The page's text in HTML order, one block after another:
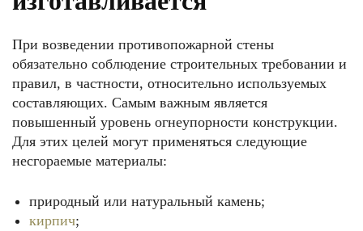
При возведении противопожарной стены
обязательно соблюдение строительных требовании и
правил, в частности, относительно используемых
составляющих. Самым важным является
повышенный уровень огнеупорности конструкции.
Для этих целей могут применяться следующие
несгораемые материалы:
природный или натуральный камень;
кирпич;